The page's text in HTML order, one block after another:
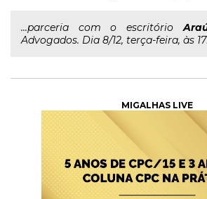
...parceria com o escritório
Advogados. Dia 8/12, terça-feira, às
MIGALHAS LIVE